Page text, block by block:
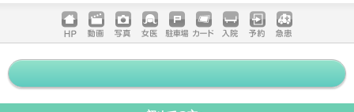
ホームペ
ージ
動画 写真 女医 駐車場
クレジッ
トカード
入院 予約 急患